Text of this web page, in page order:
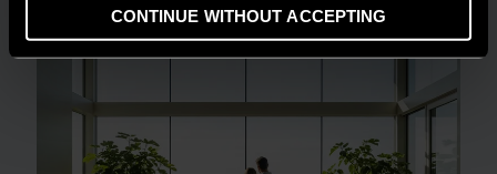
CONTINUE WITHOUT ACCEPTING